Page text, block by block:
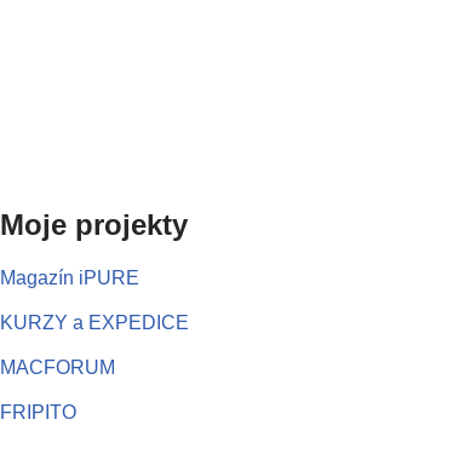
Moje projekty
Magazín iPURE
KURZY a EXPEDICE
MACFORUM
FRIPITO